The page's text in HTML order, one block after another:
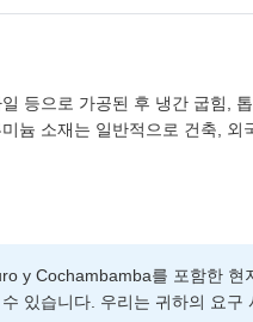
등으로 가공된 후 냉간 굽힘,
소재는 일반적으로 건축,
y Cochambamba를 포함한
있습니다. 우리는 귀하의 요구